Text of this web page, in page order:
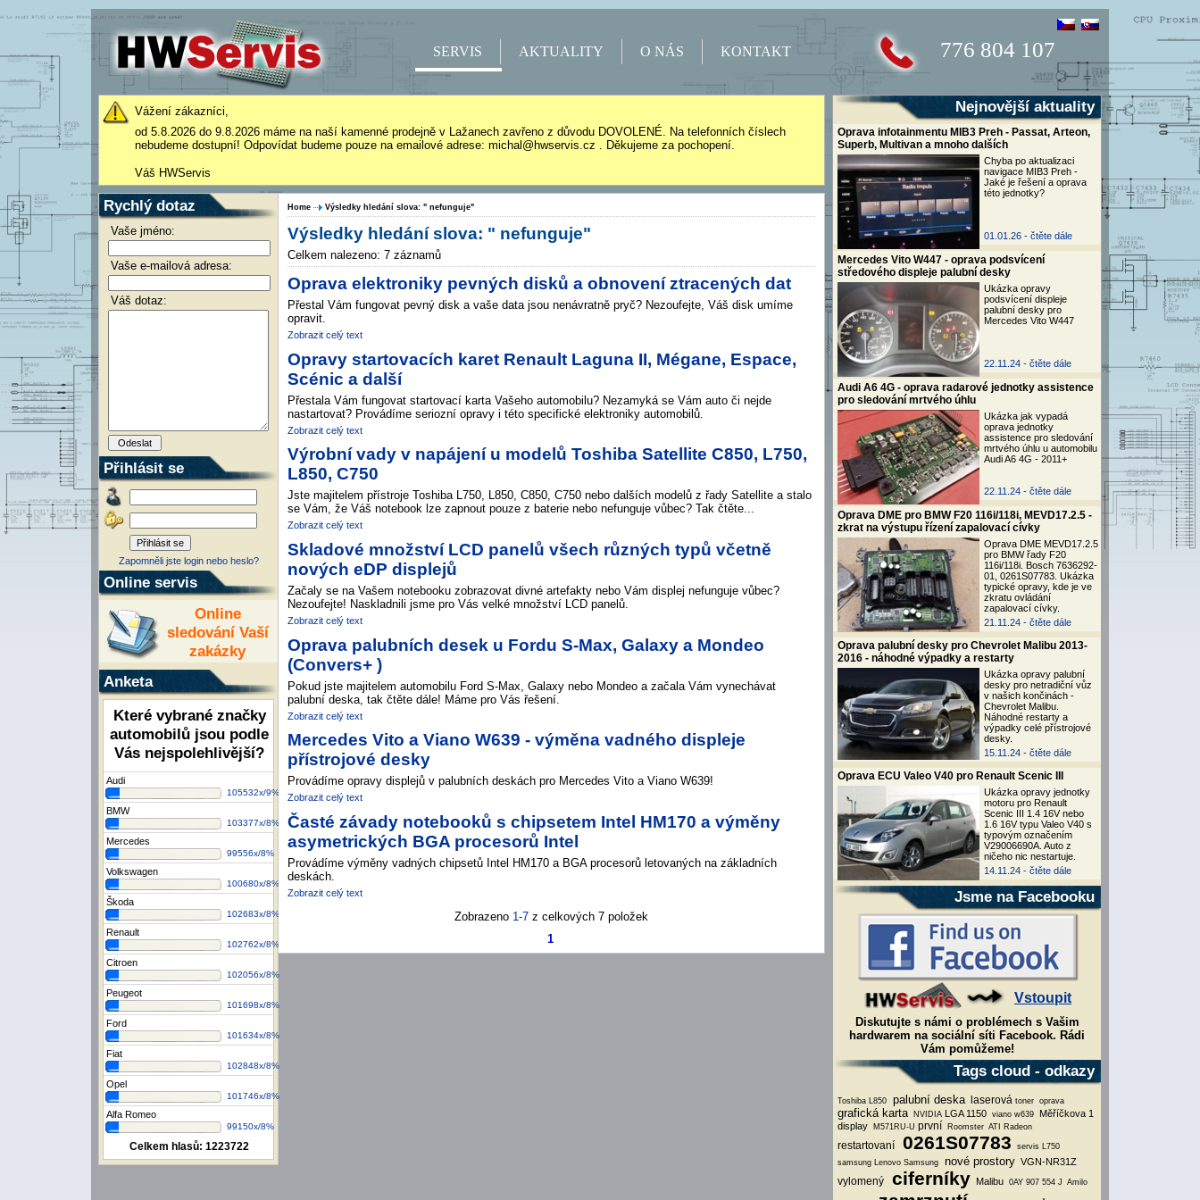
776 804 107
SERVIS AKTUALITY O NÁS KONTAKT
Nejnovější aktuality
Oprava infotainmentu MIB3 Preh - Passat, Arteon,
Superb, Multivan a mnoho dalších
Chyba po aktualizaci
navigace MIB3 Preh -
Jaké je řešení a oprava
této jednotky?
01.01.26 - čtěte dále
Mercedes Vito W447 - oprava podsvícení
středového displeje palubní desky
Ukázka opravy
podsvícení displeje
palubní desky pro
Mercedes Vito W447
22.11.24 - čtěte dále
Audi A6 4G - oprava radarové jednotky assistence
pro sledování mrtvého úhlu
Ukázka jak vypadá
oprava jednotky
assistence pro sledování
mrtvého úhlu u automobilu
Audi A6 4G - 2011+
22.11.24 - čtěte dále
Oprava DME pro BMW F20 116i/118i, MEVD17.2.5 -
zkrat na výstupu řízení zapalovací cívky
Oprava DME MEVD17.2.5
pro BMW řady F20
116i/118i. Bosch 7636292-
01, 0261S07783. Ukázka
typické opravy, kde je ve
zkratu ovládání
zapalovací cívky.
21.11.24 - čtěte dále
Oprava palubní desky pro Chevrolet Malibu 2013-
2016 - náhodné výpadky a restarty
Ukázka opravy palubní
desky pro netradiční vůz
v našich končinách -
Chevrolet Malibu.
Náhodné restarty a
výpadky celé přístrojové
desky.
15.11.24 - čtěte dále
Oprava ECU Valeo V40 pro Renault Scenic III
Ukázka opravy jednotky
motoru pro Renault
Scenic III 1.4 16V nebo
1.6 16V typu Valeo V40 s
typovým označením
V29006690A. Auto z
ničeho nic nestartuje.
14.11.24 - čtěte dále
Jsme na Facebooku
Vstoupit
Diskutujte s námi o problémech s Vašim
hardwarem na sociální síti Facebook. Rádi
Vám pomůžeme!
Tags cloud - odkazy
Toshiba L850 palubní deska laserová toner oprava
grafická karta NVIDIA LGA 1150 viano w639
Měříčkova 1
display
M571RU-U první Roomster ATI Radeon
restartovaní 0261S07783
servis L750
samsung Lenovo Samsung nové prostory VGN-NR31Z
vylomený ciferníky Malibu 0AY 907 554 J Amilo
Vážení zákazníci,
od 5.8.2026 do 9.8.2026 máme na naší kamenné prodejně v Lažanech zavřeno z důvodu DOVOLENÉ. Na telefonních číslech
nebudeme dostupní! Odpovídat budeme pouze na emailové adrese: michal@hwservis.cz . Děkujeme za pochopení.
Váš HWServis
Rychlý dotaz
Vaše jméno:
Vaše e-mailová adresa:
Váš dotaz:
Přihlásit se
Zapomněli jste login nebo heslo?
Online servis
Online
sledování Vaší
zakázky
Anketa
Které vybrané značky
automobilů jsou podle
Vás nejspolehlivější?
Audi
105532x/9%
BMW
103377x/8%
Mercedes
99556x/8%
Volkswagen
100680x/8%
Škoda
102683x/8%
Renault
102762x/8%
Citroen
102056x/8%
Peugeot
101698x/8%
Ford
101634x/8%
Fiat
102848x/8%
Opel
101746x/8%
Alfa Romeo
99150x/8%
Celkem hlasů: 1223722
Home Výsledky hledání slova: " nefunguje"
Výsledky hledání slova: " nefunguje"
Celkem nalezeno: 7 záznamů
Oprava elektroniky pevných disků a obnovení ztracených dat
Přestal Vám fungovat pevný disk a vaše data jsou nenávratně pryč? Nezoufejte, Váš disk umíme
opravit.
Zobrazit celý text
Opravy startovacích karet Renault Laguna II, Mégane, Espace,
Scénic a další
Přestala Vám fungovat startovací karta Vašeho automobilu? Nezamyká se Vám auto či nejde
nastartovat? Provádíme seriozní opravy i této specifické elektroniky automobilů.
Zobrazit celý text
Výrobní vady v napájení u modelů Toshiba Satellite C850, L750,
L850, C750
Jste majitelem přístroje Toshiba L750, L850, C850, C750 nebo dalších modelů z řady Satellite a stalo
se Vám, že Váš notebook lze zapnout pouze z baterie nebo nefunguje vůbec? Tak čtěte...
Zobrazit celý text
Skladové množství LCD panelů všech různých typů včetně
nových eDP displejů
Začaly se na Vašem notebooku zobrazovat divné artefakty nebo Vám displej nefunguje vůbec?
Nezoufejte! Naskladnili jsme pro Vás velké množství LCD panelů.
Zobrazit celý text
Oprava palubních desek u Fordu S-Max, Galaxy a Mondeo
(Convers+ )
Pokud jste majitelem automobilu Ford S-Max, Galaxy nebo Mondeo a začala Vám vynechávat
palubní deska, tak čtěte dále! Máme pro Vás řešení.
Zobrazit celý text
Mercedes Vito a Viano W639 - výměna vadného displeje
přístrojové desky
Provádíme opravy displejů v palubních deskách pro Mercedes Vito a Viano W639!
Zobrazit celý text
Časté závady notebooků s chipsetem Intel HM170 a výměny
asymetrických BGA procesorů Intel
Provádíme výměny vadných chipsetů Intel HM170 a BGA procesorů letovaných na základních
deskách.
Zobrazit celý text
Zobrazeno 1-7 z celkových 7 položek
1